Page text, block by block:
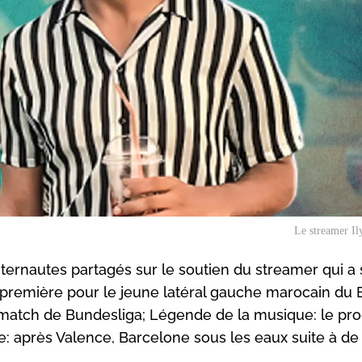
Le streamer
partagés sur le soutien du streamer qui a
pour le jeune latéral gauche marocain du
de Bundesliga; Légende de la musique: le
après Valence, Barcelone sous les eaux suite à